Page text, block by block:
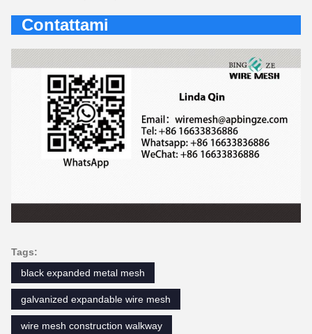
Contattami
Tags:
black expanded metal mesh
galvanized expandable wire mesh
wire mesh construction walkway